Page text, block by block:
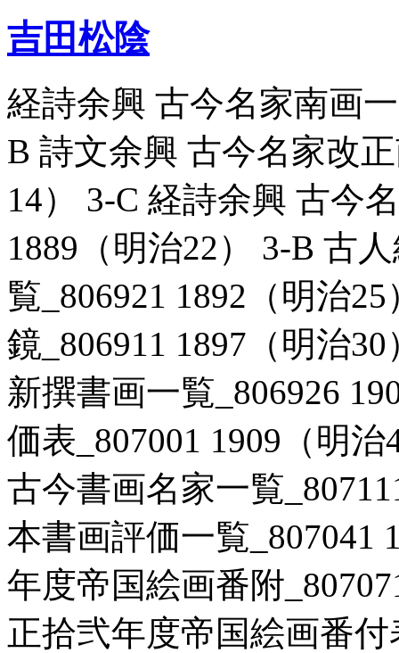
吉田松陰
経詩余興 古今名家南画
B 詩文余興 古今名家改
14） 3-C 経詩余興 古今
1889（明治22） 3-B 古
覧_806921 1892（明治
鏡_806911 1897（明治
新撰書画一覧_806926
価表_807001 1909（明
古今書画名家一覧
本書画評価一覧_807041
年度帝国絵画番附
正拾弐年度帝国絵画番付